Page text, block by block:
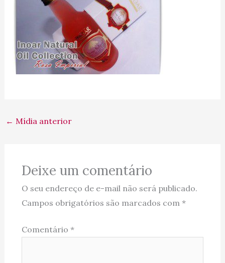
← Mídia anterior
Deixe um comentário
O seu endereço de e-mail não será publicado.
Campos obrigatórios são marcados com *
Comentário *